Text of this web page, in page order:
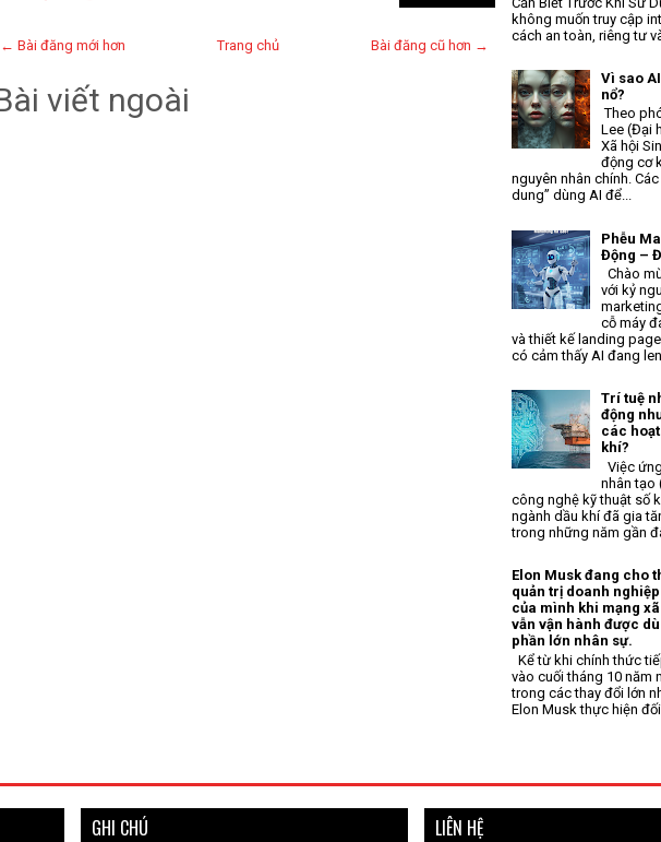
← Bài đăng mới hơn Bài đăng cũ hơn →
Trang chủ
viết ngoài
không muốn truy cập
cách an toàn, riêng tư và
Vì sao
nổ?
Theo
Lee (Đại
Xã hội
động cơ
nguyên nhân chính.
dung” dùng AI để...
Phễu
Động –
Chào
với kỷ
cỗ máy
và thiết kế landing
có cảm thấy AI đang
Trí tuệ
động
các
khí?
Việc
nhân tạo
công nghệ kỹ thuật số
ngành dầu khí đã gia
trong những năm gần
Elon Musk đang cho
quản trị doanh
của mình khi mạng
vẫn vận hành được
phần lớn nhân sự.
Kể từ khi chính thức
vào cuối tháng 10 năm
trong các thay đổi lớn
Elon Musk thực hiện đối
GHI CHÚ LIÊN HỆ